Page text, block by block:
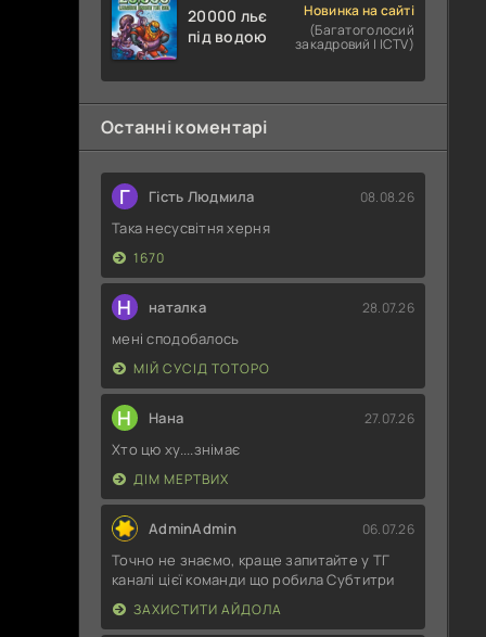
20000 льє
під водою
Новинка на сайті
(Багатоголосий
закадровий | ICTV)
Останні коментарі
Г Гість Людмила 08.08.26
Така несусвітня херня
1670
Н наталка 28.07.26
мені сподобалось
МІЙ СУСІД ТОТОРО
Н Нана 27.07.26
Хто цю ху....знімає
ДІМ МЕРТВИХ
AdminAdmin 06.07.26
Точно не знаємо, краще запитайте у ТГ
каналі цієї команди що робила Субтитри
ЗАХИСТИТИ АЙДОЛА